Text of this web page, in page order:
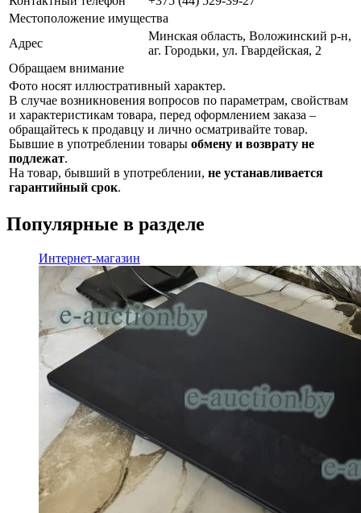
Местоположение имущества
Адрес
Минская область, Воложинский р-н,
аг. Городьки, ул. Гвардейская, 2
Обращаем внимание
Фото носят иллюстративный характер.
В случае возникновения вопросов по параметрам, свойствам
и характеристикам товара, перед оформлением заказа –
обращайтесь к продавцу и лично осматривайте товар.
Бывшие в употреблении товары обмену и возврату не
подлежат.
На товар, бывший в употреблении, не устанавливается
гарантийный срок.
Популярные в разделе
Интернет-магазин